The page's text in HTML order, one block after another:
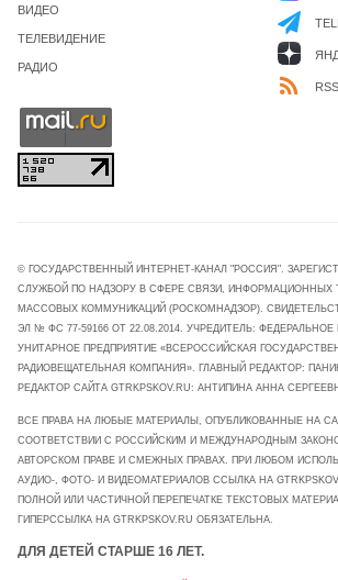
ВИДЕО
ТЕЛЕВИДЕНИЕ
РАДИО
RSS
© ГОСУДАРСТВЕННЫЙ ИНТЕРНЕТ-КАНАЛ "РОССИЯ".
СЛУЖБОЙ ПО НАДЗОРУ В СФЕРЕ СВЯЗИ, ИНФОРМАЦИОННЫХ
МАССОВЫХ КОММУНИКАЦИЙ (РОСКОМНАДЗОР).
ЭЛ № ФС 77-59166 ОТ 22.08.2014. УЧРЕДИТЕЛЬ:
УНИТАРНОЕ ПРЕДПРИЯТИЕ «ВСЕРОССИЙСКАЯ
РАДИОВЕЩАТЕЛЬНАЯ КОМПАНИЯ». ГЛАВНЫЙ РЕДАКТОР:
РЕДАКТОР САЙТА GTRKPSKOV.RU: АНТИПИНА АННА
ВСЕ ПРАВА НА ЛЮБЫЕ МАТЕРИАЛЫ, ОПУБЛИКОВАННЫЕ НА
СООТВЕТСТВИИ С РОССИЙСКИМ И МЕЖДУНАРОДНЫМ
АВТОРСКОМ ПРАВЕ И СМЕЖНЫХ ПРАВАХ. ПРИ ЛЮБОМ
АУДИО-, ФОТО- И ВИДЕОМАТЕРИАЛОВ ССЫЛКА НА
ПОЛНОЙ ИЛИ ЧАСТИЧНОЙ ПЕРЕПЕЧАТКЕ ТЕКСТОВЫХ
ГИПЕРССЫЛКА НА GTRKPSKOV.RU ОБЯЗАТЕЛЬНА.
ДЛЯ ДЕТЕЙ СТАРШЕ 16 ЛЕТ.